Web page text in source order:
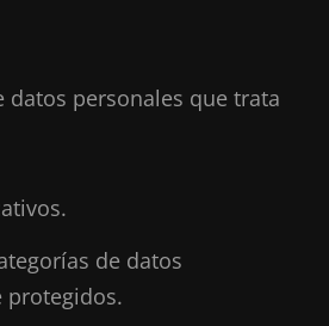
datos personales que trata
de datos
protegidos.